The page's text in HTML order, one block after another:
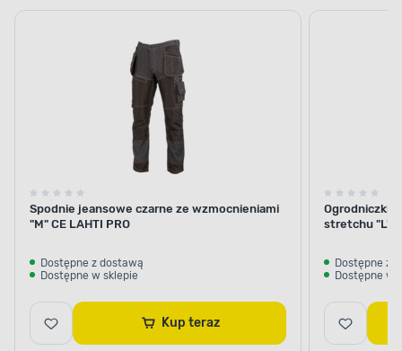
robocze robocze
Spodnie jeansowe czarne ze wzmocnieniami
"M" CE LAHTI PRO
Dostępne z dostawą
Dostępne w sklepie
Kup teraz
Ogrodniczki
stretchu
Dostępne z
Dostępne w